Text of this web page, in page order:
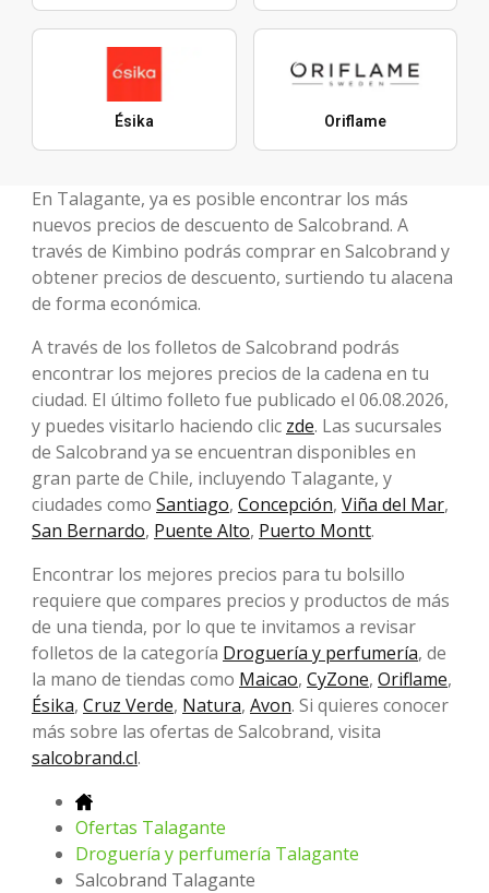
Ésika Oriflame
En Talagante, ya es posible encontrar los más
nuevos precios de descuento de Salcobrand. A
través de Kimbino podrás comprar en Salcobrand y
obtener precios de descuento, surtiendo tu alacena
de forma económica.
A través de los folletos de Salcobrand podrás
encontrar los mejores precios de la cadena en tu
ciudad. El último folleto fue publicado el 06.08.2026,
y puedes visitarlo haciendo clic zde. Las sucursales
de Salcobrand ya se encuentran disponibles en
gran parte de Chile, incluyendo Talagante, y
ciudades como Santiago, Concepción, Viña del Mar,
San Bernardo, Puente Alto, Puerto Montt.
Encontrar los mejores precios para tu bolsillo
requiere que compares precios y productos de más
de una tienda, por lo que te invitamos a revisar
folletos de la categoría Droguería y perfumería, de
la mano de tiendas como Maicao, CyZone, Oriflame,
Ésika, Cruz Verde, Natura, Avon. Si quieres conocer
más sobre las ofertas de Salcobrand, visita
salcobrand.cl.
Ofertas Talagante
Droguería y perfumería Talagante
Salcobrand Talagante